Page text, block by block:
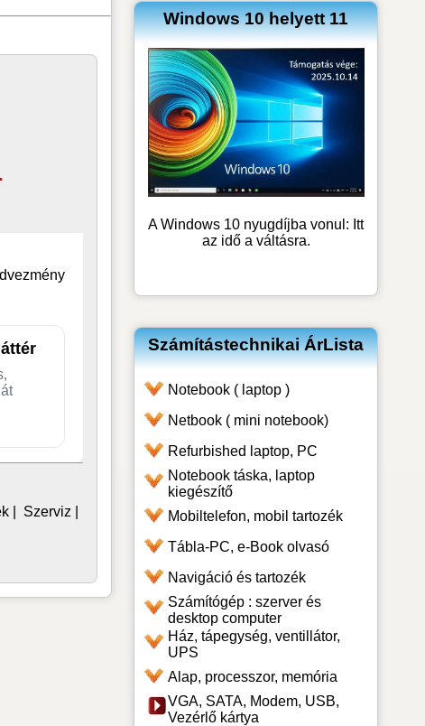
| Szerviz
Windows 10 helyett 11
A Windows 10 nyugdíjba vonul: Itt
az idő a váltásra.
Számítástechnikai ÁrLista
Notebook ( laptop )
Netbook ( mini notebook)
Refurbished laptop, PC
Notebook táska, laptop
kiegészítő
Mobiltelefon, mobil tartozék
Tábla-PC, e-Book olvasó
Navigáció és tartozék
Számítógép : szerver és
desktop computer
Ház, tápegység, ventillátor,
UPS
Alap, processzor, memória
VGA, SATA, Modem, USB,
Vezérlő kártya